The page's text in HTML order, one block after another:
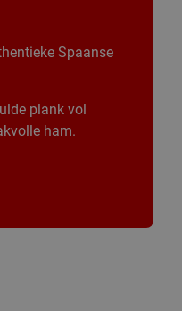
Spaanse
plank vol
ham.